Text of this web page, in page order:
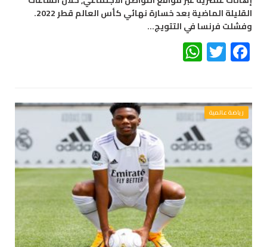
القليلة الماضية بعد خسارة نهائي كأس العالم قطر 2022.
وفشلت فرنسا في التتويج…
Facebook
Twitter
رياضة عالمية